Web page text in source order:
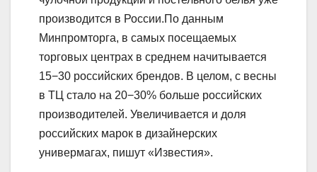
производится в России.По данным
Минпромторга, в самых посещаемых
торговых центрах в среднем начитывается
15−30 российских брендов. В целом, с весны
в ТЦ стало на 20−30% больше российских
производителей. Увеличивается и доля
российских марок в дизайнерских
универмагах, пишут «Известия».